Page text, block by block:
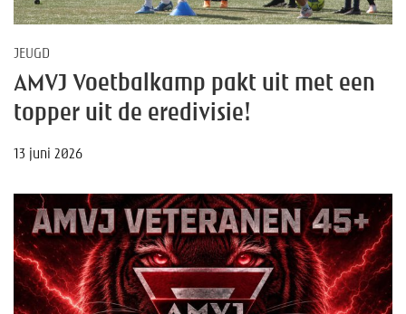
JEUGD
AMVJ Voetbalkamp pakt uit met een
topper uit de eredivisie!
13 juni 2026